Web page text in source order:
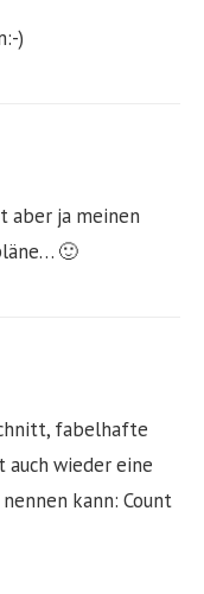
)
aber ja meinen
🙂
fabelhafte
auch wieder eine
kann: Count